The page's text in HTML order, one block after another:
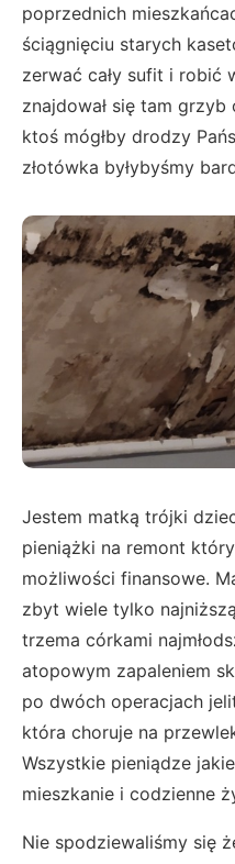
poprzednich
ściągnięciu starych
zerwać cały sufit i robić
znajdował się tam grzyb
ktoś mógłby drodzy
złotówka byłybyśmy
Jestem matką trójki
pieniążki na remont
możliwości finansowe.
zbyt wiele tylko
trzema córkami
atopowym zapaleniem
po dwóch operacjach
która choruje na
Wszystkie pieniądze
mieszkanie i codzienne
Nie spodziewaliśmy się